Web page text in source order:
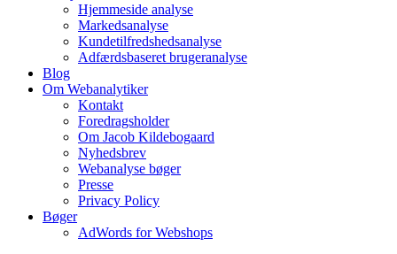
Hjemmeside analyse
Markedsanalyse
Kundetilfredshedsanalyse
Adfærdsbaseret brugeranalyse
Blog
Om Webanalytiker
Kontakt
Foredragsholder
Om Jacob Kildebogaard
Nyhedsbrev
Webanalyse bøger
Presse
Privacy Policy
Bøger
AdWords for Webshops